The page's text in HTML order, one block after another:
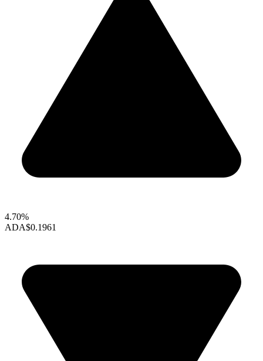
4.70%
ADA$0.1961